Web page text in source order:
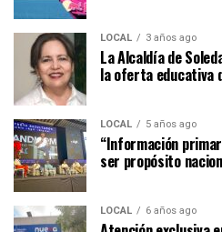
LOCAL 3 años ago
La Alcaldía de
la oferta educativa
LOCAL 5 años ago
“Información
ser propósito
LOCAL 6 años ago